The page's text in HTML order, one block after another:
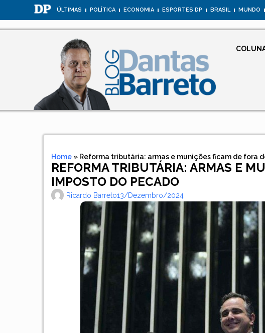
ÚLTIMAS POLÍTICA ECONOMIA ESPORTES DP BRASIL MUNDO
Home » Reforma tributária: armas e munições ficam de fora
REFORMA TRIBUTÁRIA: ARMAS E
IMPOSTO DO PECADO
Ricardo Barreto13/dezembro/2024